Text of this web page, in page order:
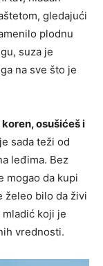
gledajući
plodnu
suza je
na sve što je
osušićeš i
sada teži od
leđima. Bez
mogao da kupi
želeo bilo da živi
koji je
vrednosti.